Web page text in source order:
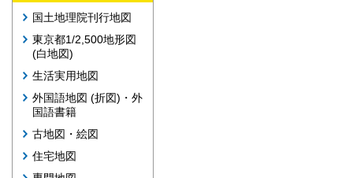
国土地理院刊行地図
東京都1/2,500地形図
(白地図)
生活実用地図
外国語地図 (折図)・外
国語書籍
古地図・絵図
住宅地図